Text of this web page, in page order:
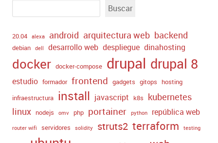
Buscar
20.04 alexa android arquitectura web backend
debian dell desarrollo web despliegue dinahosting
docker docker-compose drupal drupal 8
estudio formador frontend gadgets gitops
hosting
infraestructura install javascript k8s
kubernetes
linux nodejs omv php portainer python república web
router wifi servidores solidity struts2 terraform testing